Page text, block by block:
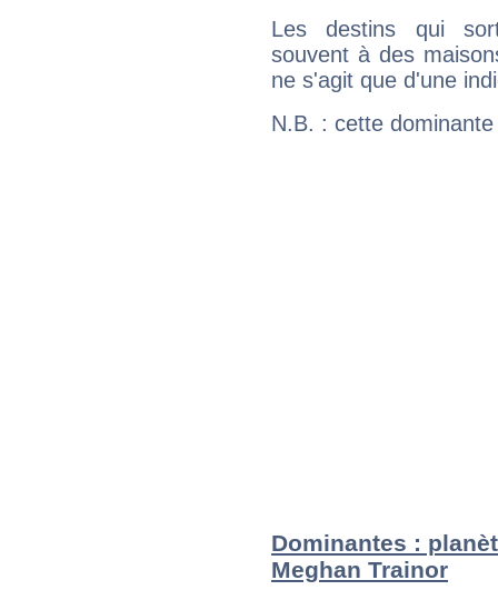
Les destins qui
souvent à des
ne s'agit que d'une
N.B. : cette
Dominantes :
Meghan Trainor